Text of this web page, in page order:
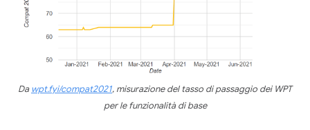
Dawpt.fyi/compat2021, misurazione del tasso di passaggio dei WPT
per le funzionalità di base